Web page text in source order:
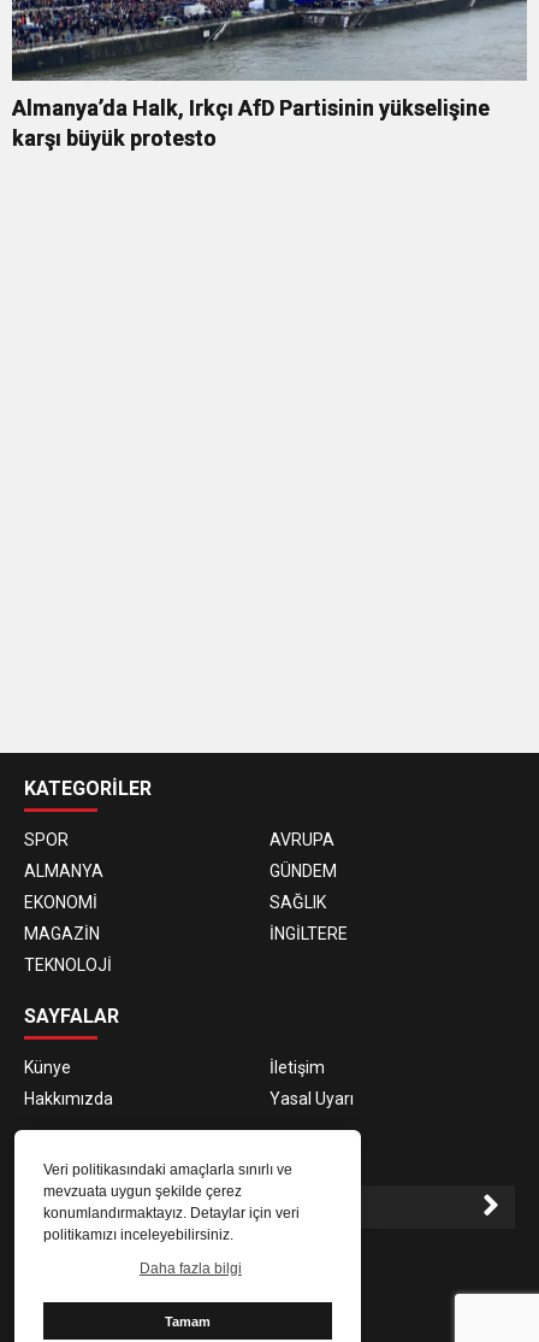
Veri politikasındaki amaçlarla sınırlı ve
mevzuata uygun şekilde çerez
konumlandırmaktayız. Detaylar için veri
politikamızı inceleyebilirsiniz.
Daha fazla bilgi
Tamam
Almanya’da Halk, Irkçı AfD Partisinin yükselişine
karşı büyük protesto
siteleri
KATEGORİLER
SPOR
AVRUPA
ALMANYA
GÜNDEM
EKONOMİ
SAĞLIK
MAGAZİN
İNGİLTERE
TEKNOLOJİ
SAYFALAR
Künye
İletişim
Hakkımızda
Yasal Uyarı